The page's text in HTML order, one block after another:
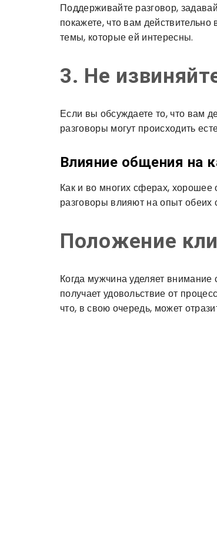
Поддерживайте разговор,
покажете, что вам
темы, которые ей интересны.
3. Не
Если вы обсуждаете то, что вам
разговоры могут происходить
Влияние общения на
Как и во многих сферах, хорошее
разговоры влияют на опыт обеих
Положение
Когда мужчина уделяет
получает удовольствие от
что, в свою очередь, может